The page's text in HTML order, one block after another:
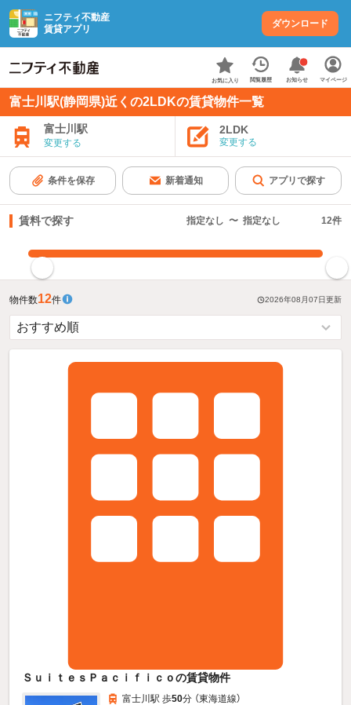
ニフティ不動産
賃貸アプリ
ダウンロード
お気に入り 閲覧履歴 お知らせ マイページ
富士川駅(静岡県)近くの2LDKの賃貸物件一覧
富士川駅
変更する
2LDK
変更する
条件を保存 新着通知 アプリで探す
賃料で探す 指定なし 〜 指定なし 12件
物件数12件 2026年08月07日更新
ＳｕｉｔｅｓＰａｃｉｆｉｃｏの賃貸物件
富士川駅 歩50分 （東海道線）